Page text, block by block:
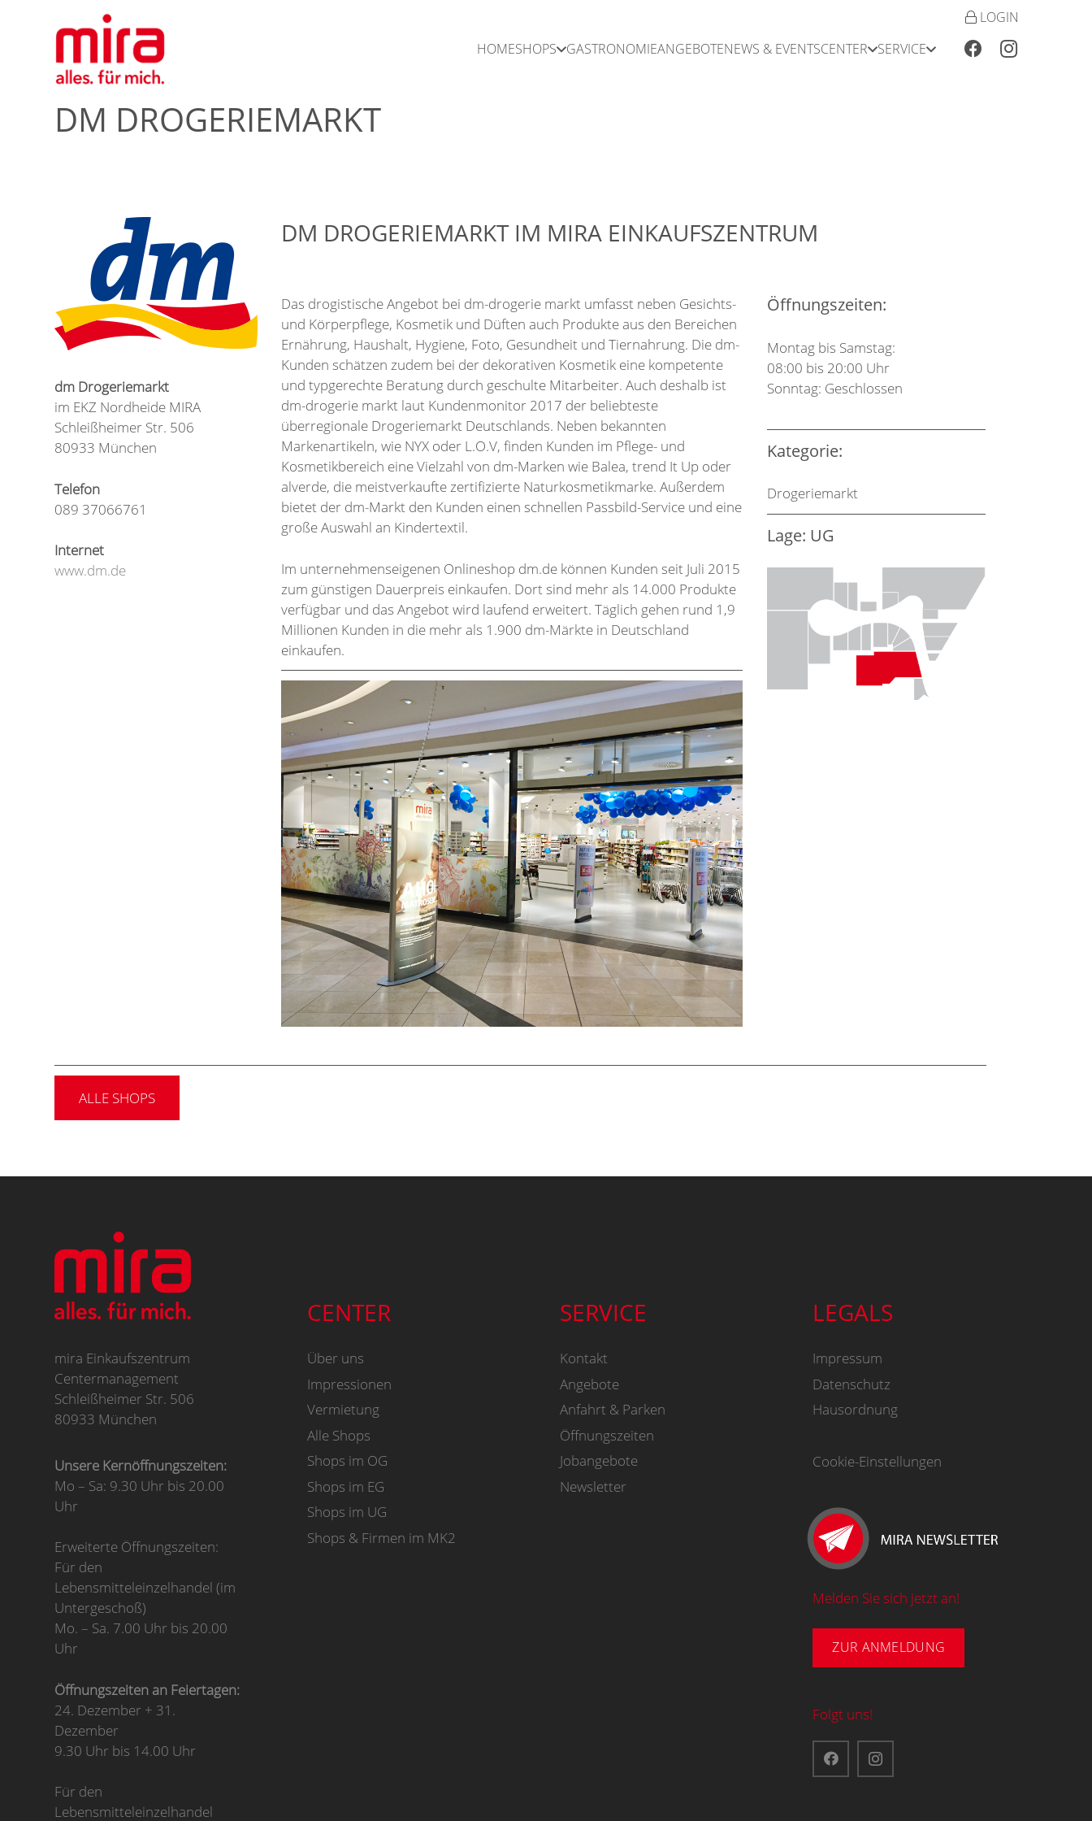
HOMESHOPS GASTRONOMIEANGEBOTENEWS & EVENTSCENTER SERVICE
LOGIN
DM DROGERIEMARKT
dm Drogeriemarkt
im EKZ Nordheide MIRA
Schleißheimer Str. 506
80933 München
Telefon
089 37066761
Internet
www.dm.de
DM DROGERIEMARKT IM MIRA EINKAUFSZENTRUM
Das drogistische Angebot bei dm-drogerie markt umfasst neben Gesichts-
und Körperpflege, Kosmetik und Düften auch Produkte aus den Bereichen
Ernährung, Haushalt, Hygiene, Foto, Gesundheit und Tiernahrung. Die dm-
Kunden schätzen zudem bei der dekorativen Kosmetik eine kompetente
und typgerechte Beratung durch geschulte Mitarbeiter. Auch deshalb ist
dm-drogerie markt laut Kundenmonitor 2017 der beliebteste
überregionale Drogeriemarkt Deutschlands. Neben bekannten
Markenartikeln, wie NYX oder L.O.V, finden Kunden im Pflege- und
Kosmetikbereich eine Vielzahl von dm-Marken wie Balea, trend It Up oder
alverde, die meistverkaufte zertifizierte Naturkosmetikmarke. Außerdem
bietet der dm-Markt den Kunden einen schnellen Passbild-Service und eine
große Auswahl an Kindertextil.
Im unternehmenseigenen Onlineshop dm.de können Kunden seit Juli 2015
zum günstigen Dauerpreis einkaufen. Dort sind mehr als 14.000 Produkte
verfügbar und das Angebot wird laufend erweitert. Täglich gehen rund 1,9
Millionen Kunden in die mehr als 1.900 dm-Märkte in Deutschland
einkaufen.
Öffnungszeiten:
Montag bis Samstag:
08:00 bis 20:00 Uhr
Sonntag: Geschlossen
Kategorie:
Drogeriemarkt
Lage: UG
ALLE SHOPS
mira Einkaufszentrum
Centermanagement
Schleißheimer Str. 506
80933 München
Unsere Kernöffnungszeiten:
Mo – Sa: 9.30 Uhr bis 20.00
Uhr
Erweiterte Öffnungszeiten:
Für den
Lebensmitteleinzelhandel (im
Untergeschoß)
Mo. – Sa. 7.00 Uhr bis 20.00
Uhr
Öffnungszeiten an Feiertagen:
24. Dezember + 31.
Dezember
9.30 Uhr bis 14.00 Uhr
Für den
Lebensmitteleinzelhandel
CENTER
Über uns
Impressionen
Vermietung
Alle Shops
Shops im OG
Shops im EG
Shops im UG
Shops & Firmen im MK2
SERVICE
Kontakt
Angebote
Anfahrt & Parken
Öffnungszeiten
Jobangebote
Newsletter
LEGALS
Impressum
Datenschutz
Hausordnung
Cookie-Einstellungen
Melden Sie sich jetzt an!
ZUR ANMELDUNG
Folgt uns!